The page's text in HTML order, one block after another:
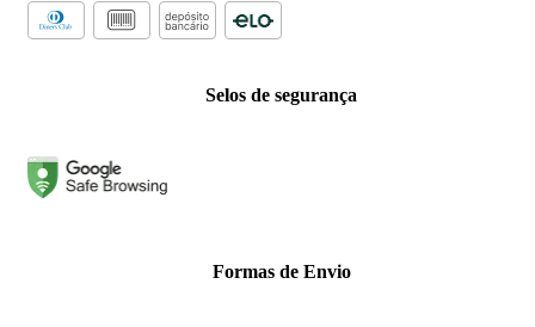
Selos de segurança
Formas de Envio